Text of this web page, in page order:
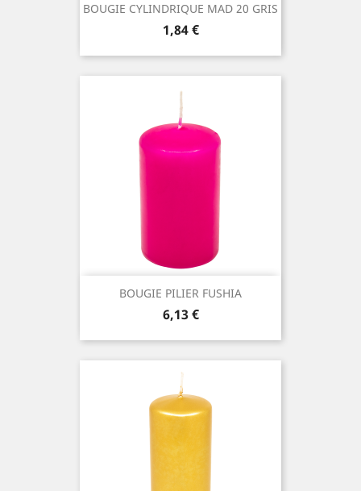
BOUGIE CYLINDRIQUE MAD 20 GRIS
Prix
1,84 €
BOUGIE PILIER FUSHIA
Prix
6,13 €